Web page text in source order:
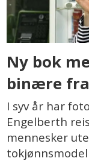
Ny bok
binære
I syv år har
Engelberth
mennesker